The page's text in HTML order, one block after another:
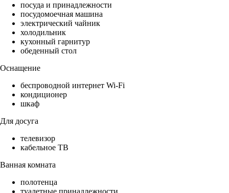
посуда и принадлежности
посудомоечная машина
электрический чайник
холодильник
кухонный гарнитур
обеденный стол
Оснащение
беспроводной интернет Wi-Fi
кондиционер
шкаф
Для досуга
телевизор
кабельное ТВ
Ванная комната
полотенца
туалетные принадлежности